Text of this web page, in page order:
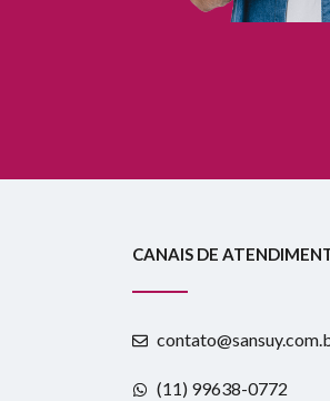
CANAIS DE
(11) 99638-0772